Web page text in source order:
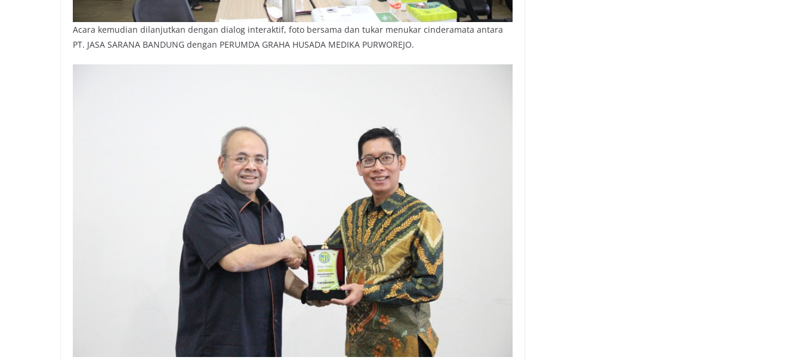
Acara kemudian dilanjutkan dengan dialog interaktif, foto bersama dan tukar menukar cinderamata antara
PT. JASA SARANA BANDUNG dengan PERUMDA GRAHA HUSADA MEDIKA PURWOREJO.